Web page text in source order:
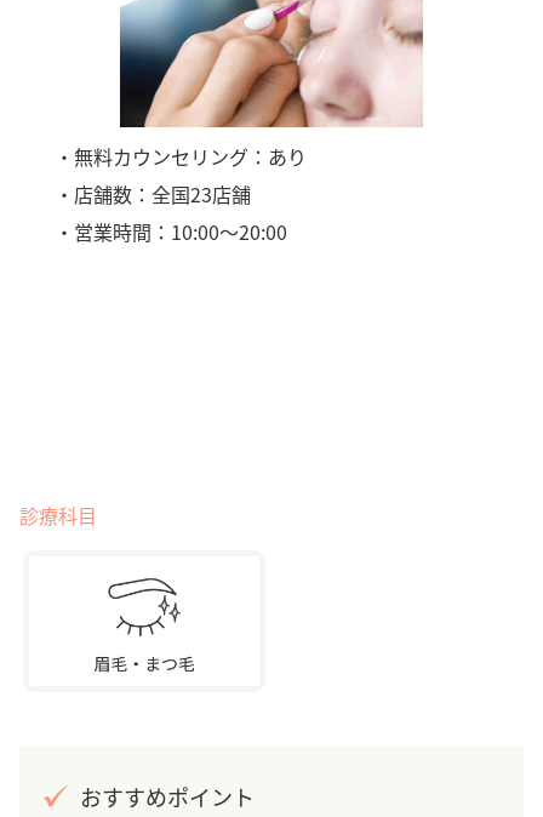
・無料カウンセリング：あり
・店舗数：全国23店舗
・営業時間：10:00～20:00
診療科目
おすすめポイント